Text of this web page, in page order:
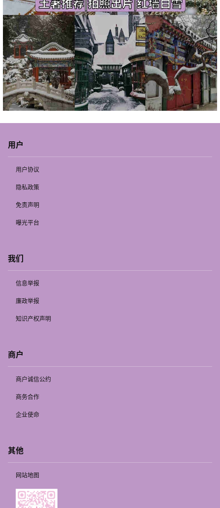
用户
用户协议
隐私政策
免责声明
曝光平台
我们
信息举报
廉政举报
知识产权声明
商户
商户诚信公约
商务合作
企业使命
其他
网站地图